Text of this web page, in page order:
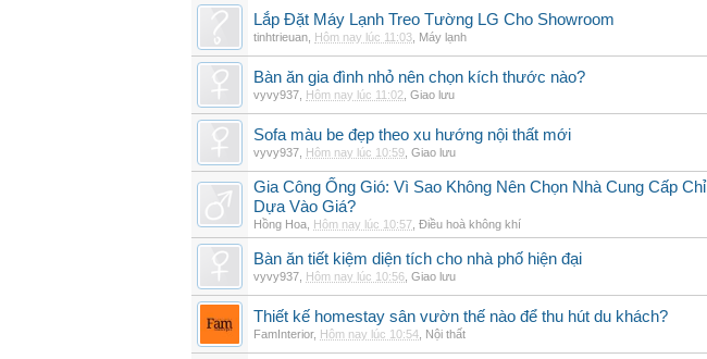
Lắp Đặt Máy Lạnh Treo Tường LG Cho Showroom
tinhtrieuan Hôm nay lúc 11:03 Máy lạnh
Bàn ăn gia đình nhỏ nên chọn kích thước nào?
vyvy937 Hôm nay lúc 11:02 Giao lưu
Sofa màu be đẹp theo xu hướng nội thất mới
vyvy937 Hôm nay lúc 10:59 Giao lưu
Gia Công Ống Gió: Vì Sao Không Nên Chọn Nhà Cung Cấp Chỉ
Dựa Vào Giá?
Hồng Hoa Hôm nay lúc 10:57 Điều hoà không khí
Bàn ăn tiết kiệm diện tích cho nhà phố hiện đại
vyvy937 Hôm nay lúc 10:56 Giao lưu
Thiết kế homestay sân vườn thế nào để thu hút du khách?
FamInterior, Hôm nay lúc 10:54 Nội thất